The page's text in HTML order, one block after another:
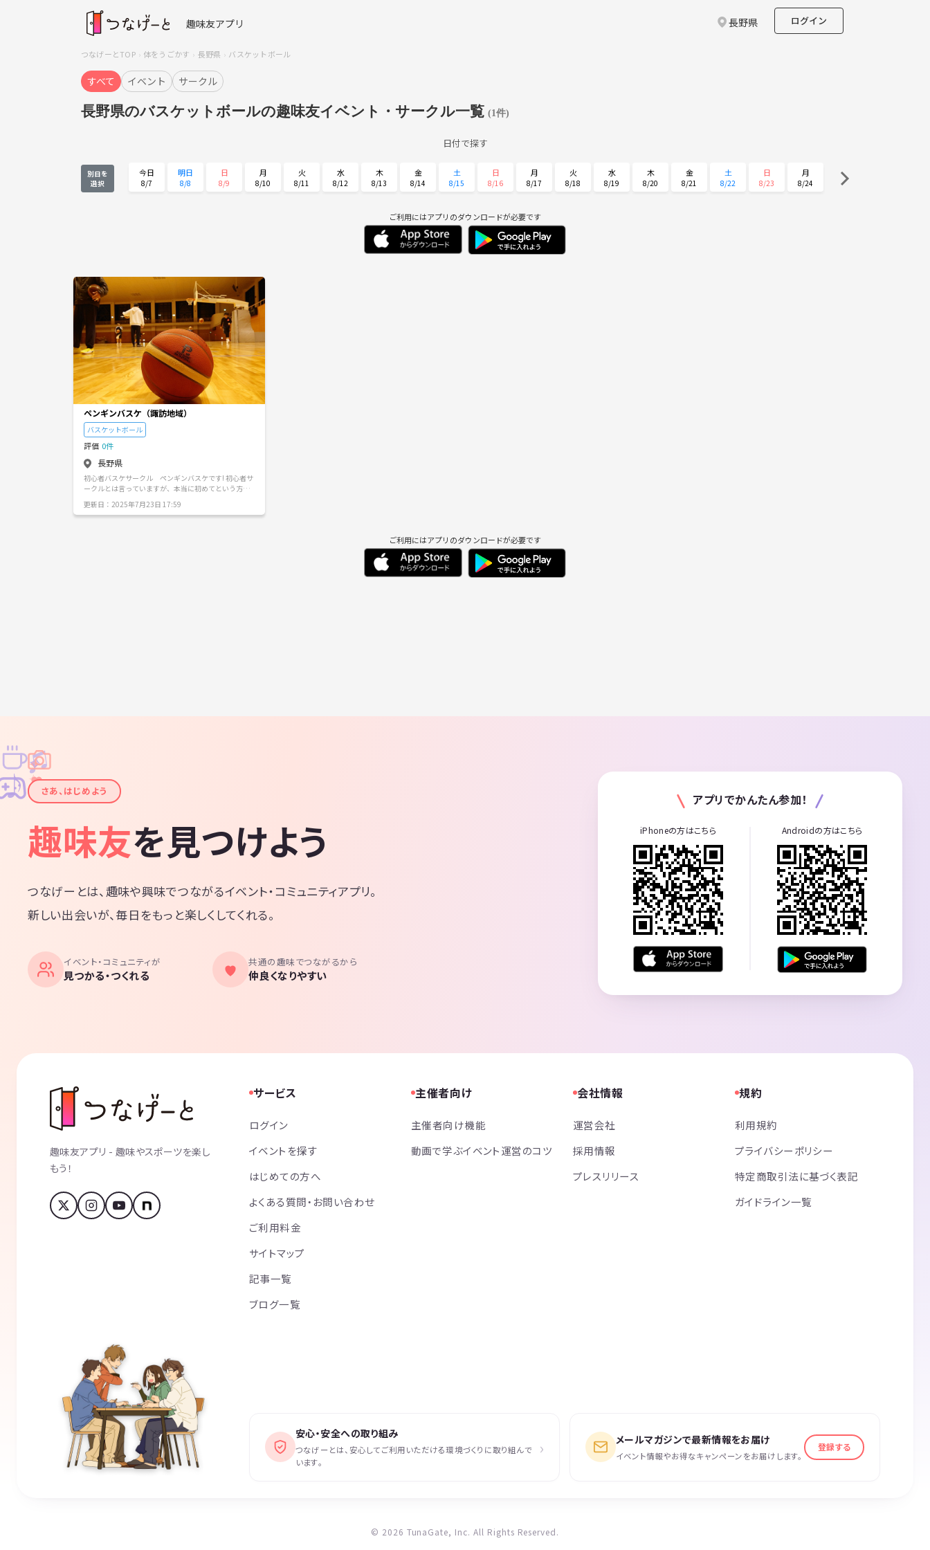
趣味友アプリ 長野県 ログイン
つなげーとTOP 体をうごかす 長野県 バスケットボール
すべて イベント サークル
長野県のバスケットボールの趣味友イベント・サークル一覧 (1件)
日付で探す
別日を
選択
今日
8/7
明日
8/8
日
8/9
月
8/10
火
8/11
水
8/12
木
8/13
金
8/14
土
8/15
日
8/16
月
8/17
火
8/18
水
8/19
木
8/20
金
8/21
土
8/22
日
8/23
月
8/24
9/1 9/2 9/3 9/4
ご利用にはアプリのダウンロードが必要です
ペンギンバスケ（諏訪地域）
バスケットボール
評価 0件
長野県
初心者バスケサークル ペンギンバスケです! 初心者サ
ークルとは言っていますが、本当に初めてという方か
を動かしましょう! 参加費は1回あたり500円です(^^♪
更新日：2025年7月23日 17:59
ご利用にはアプリのダウンロードが必要です
✦
✦
✧
✧
♪
♫
さあ、はじめよう
趣味友を見つけよう
つなげーとは、趣味や興味でつながるイベント・コミュニティアプリ。
新しい出会いが、毎日をもっと楽しくしてくれる。
イベント・コミュニティが
見つかる・つくれる
共通の趣味でつながるから
仲良くなりやすい
アプリでかんたん参加！
iPhoneの方はこちら Androidの方はこちら
趣味友アプリ - 趣味やスポーツを楽し
もう！
サービス
ログイン
イベントを探す
はじめての方へ
よくある質問・お問い合わせ
ご利用料金
サイトマップ
記事一覧
ブログ一覧
主催者向け
主催者向け機能
動画で学ぶイベント運営のコツ
会社情報
運営会社
採用情報
プレスリリース
規約
利用規約
プライバシーポリシー
特定商取引法に基づく表記
ガイドライン一覧
安心・安全への取り組み
つなげーとは、安心してご利用いただける環境づくりに取り組んで
います。
› メールマガジンで最新情報をお届け
イベント情報やお得なキャンペーンをお届けします。
登録する
© 2026 TunaGate, Inc. All Rights Reserved.